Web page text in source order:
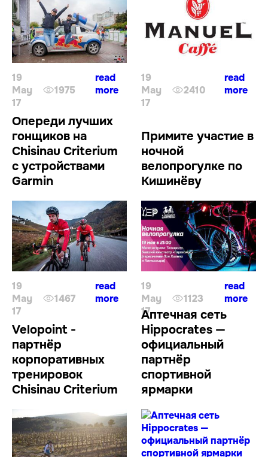
19
May
17
1975
read
more
19
May
17
2410
read
more
Опереди лучших
гонщиков на
Chisinau Criterium
с устройствами
Garmin
19
May
17
1467
read
more
Примите участие в
ночной
велопрогулке по
Кишинёву
19
May
17
1123
read
more
Velopoint -
партнёр
корпоративных
тренировок
Chisinau Criterium
Аптечная сеть
Hippocrates —
официальный
партнёр
спортивной
ярмарки